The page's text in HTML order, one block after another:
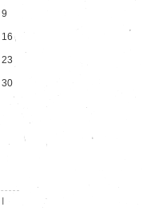
9
16
23
30